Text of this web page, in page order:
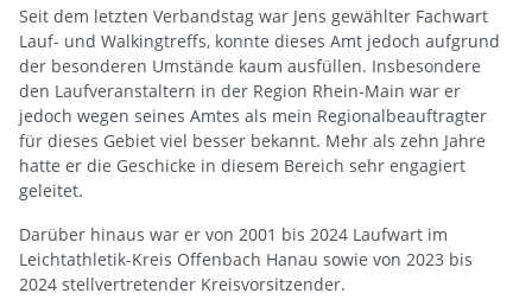
Seit dem letzten Verbandstag war Jens gewählter Fachwart
Lauf- und Walkingtreffs, konnte dieses Amt jedoch aufgrund
der besonderen Umstände kaum ausfüllen. Insbesondere
den Laufveranstaltern in der Region Rhein-Main war er
jedoch wegen seines Amtes als mein Regionalbeauftragter
für dieses Gebiet viel besser bekannt. Mehr als zehn Jahre
hatte er die Geschicke in diesem Bereich sehr engagiert
geleitet.
Darüber hinaus war er von 2001 bis 2024 Laufwart im
Leichtathletik-Kreis Offenbach Hanau sowie von 2023 bis
2024 stellvertretender Kreisvorsitzender.